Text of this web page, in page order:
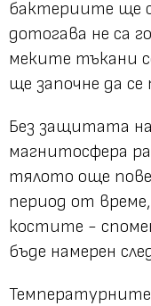
бактериите ще
дотогава не са
меките тъкани
ще започне да
Без защитата
магнитосфера
тялото още
период от
костите -
бъде намерен